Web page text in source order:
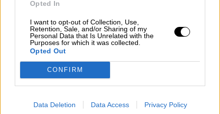
Opted In
I want to opt-out of Collection, Use,
Retention, Sale, and/or Sharing of my
Personal Data that Is Unrelated with the
Purposes for which it was collected.
Opted Out
CONFIRM
Data Deletion Data Access Privacy Policy
Sanidad define oficialmente el
concepto de covid persistente